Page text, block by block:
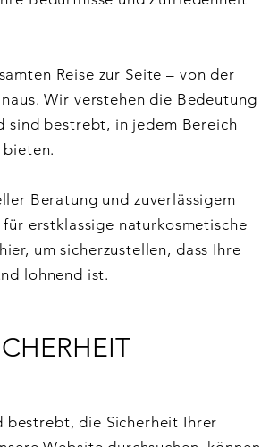
Reise zur Seite – von der
Wir verstehen die Bedeutung
sind bestrebt, in jedem Bereich
bieten.
Beratung und zuverlässigem
erstklassige naturkosmetische
um sicherzustellen, dass Ihre
lohnend ist.
bestrebt, die Sicherheit Ihrer